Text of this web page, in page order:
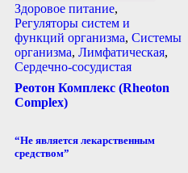
Здоровое питание,
Регуляторы систем и
функций организма, Системы
организма, Лимфатическая,
Сердечно-сосудистая
Реотон Комплекс (Rheoton
Complex)
“Не является лекарственным
средством”